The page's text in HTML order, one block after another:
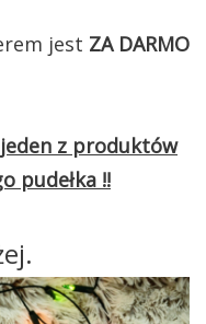
jest ZA DARMO
z produktów
pudełka !!